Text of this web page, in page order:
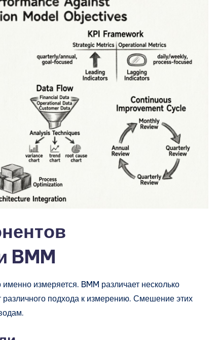
BMM
измеряется. BMM различает несколько
подхода к измерению. Смешение этих